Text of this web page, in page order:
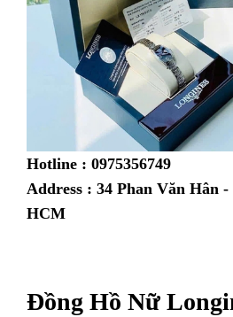
Hotline : 0975356749
Address : 34 Phan Văn Hân
HCM
Đồng Hồ Nữ